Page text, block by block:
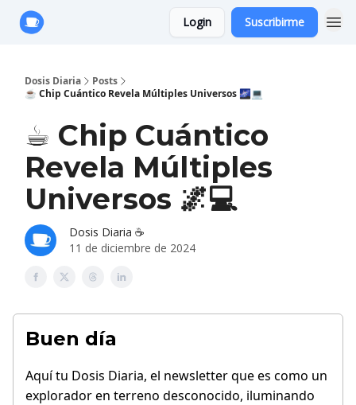
Login Suscribirme
Dosis Diaria
Posts
☕ Chip Cuántico Revela Múltiples Universos 🌌💻
☕ Chip Cuántico
Revela Múltiples
Universos 🌌💻
Dosis Diaria ☕️
11 de diciembre de 2024
Buen día
Aquí tu Dosis Diaria, el newsletter que es como un
explorador en terreno desconocido, iluminando